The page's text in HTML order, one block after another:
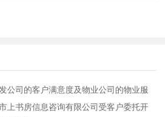
公司的客户满意度及物业公司的物业服
上书房信息咨询有限公司受客户委托开